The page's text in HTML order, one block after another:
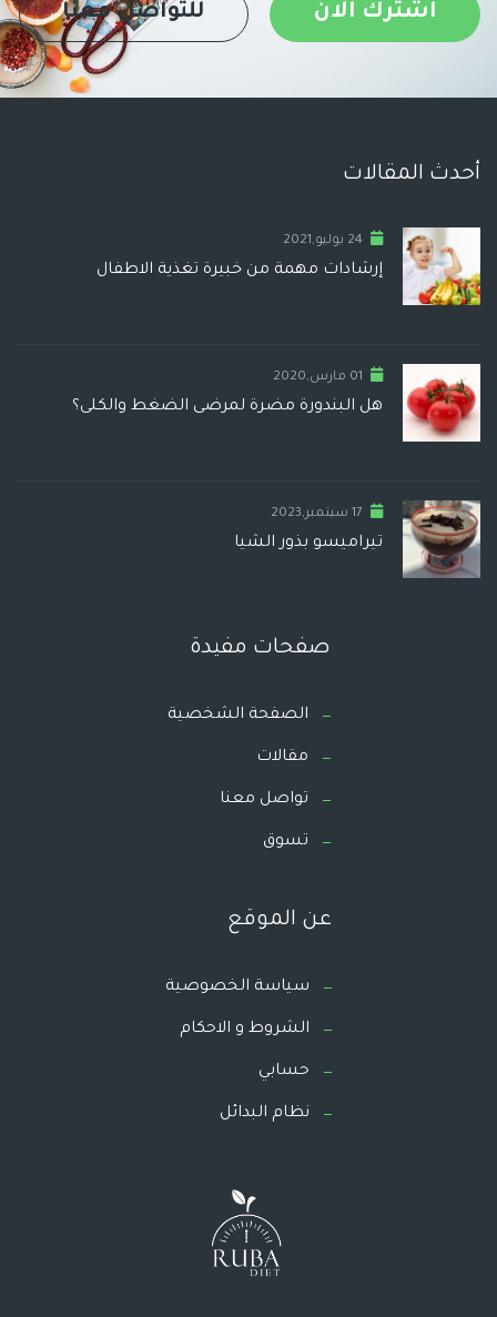
اشترك الان للتواصل معنا
أحدث المقالات
24 يوليو,2021
إرشادات مهمة من خبيرة تغذية الاطفال
01 مارس,2020
هل البندورة مضرة لمرضى الضغط والكلى؟
17 سبتمبر,2023
تيراميسو بذور الشيا
صفحات مفيدة
الصفحة الشخصية
مقالات
تواصل معنا
تسوق
عن الموقع
سياسة الخصوصية
الشروط و الاحكام
حسابي
نظام البدائل